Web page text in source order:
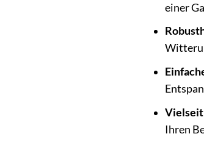
einer
Ihren